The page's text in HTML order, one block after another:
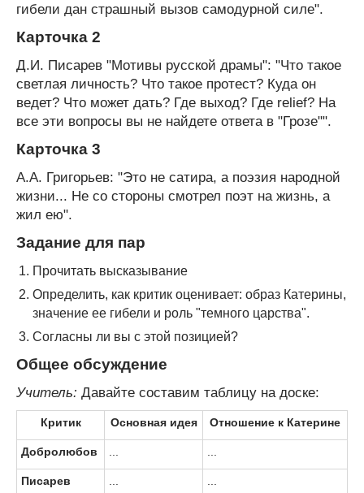
гибели дан страшный вызов самодурной силе".
Карточка 2
Д.И. Писарев "Мотивы русской драмы": "Что такое
светлая личность? Что такое протест? Куда он
ведет? Что может дать? Где выход? Где relief? На
все эти вопросы вы не найдете ответа в "Грозе"".
Карточка 3
А.А. Григорьев: "Это не сатира, а поэзия народной
жизни... Не со стороны смотрел поэт на жизнь, а
жил ею".
Задание для пар
Прочитать высказывание
Определить, как критик оценивает: образ Катерины,
значение ее гибели и роль "темного царства".
Согласны ли вы с этой позицией?
Общее обсуждение
Учитель: Давайте составим таблицу на доске:
Критик Основная идея Отношение к Катерине
Добролюбов
Писарев